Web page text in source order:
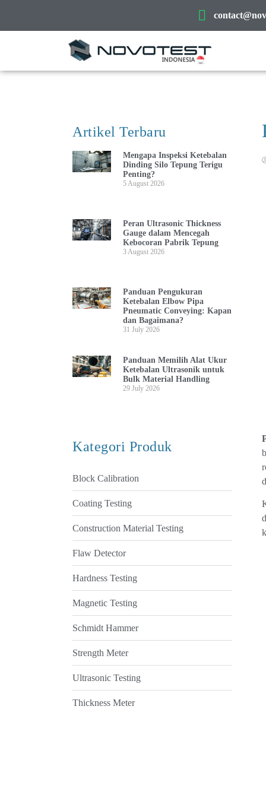
Artikel Terbaru
Mengapa Inspeksi Ketebalan
Dinding Silo Tepung Terigu
Penting?
5 August 2026
Peran Ultrasonic Thickness
Gauge dalam Mencegah
Kebocoran Pabrik Tepung
3 August 2026
Panduan Pengukuran
Ketebalan Elbow Pipa
Pneumatic Conveying: Kapan
dan Bagaimana?
31 July 2026
Panduan Memilih Alat Ukur
Ketebalan Ultrasonik untuk
Bulk Material Handling
29 July 2026
Kategori Produk
Block Calibration
Coating Testing
Construction Material Testing
Flaw Detector
Hardness Testing
Magnetic Testing
Schmidt Hammer
Strength Meter
Ultrasonic Testing
Thickness Meter